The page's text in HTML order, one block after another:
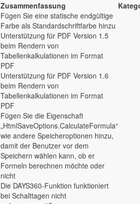
Zusammenfassung
Fügen Sie eine statische endgültige
Farbe als Standardschriftfarbe hinzu
Unterstützung für PDF Version 1.5
beim Rendern von
Tabellenkalkulationen im Format
PDF
Unterstützung für PDF Version 1.6
beim Rendern von
Tabellenkalkulationen im Format
PDF
Fügen Sie die Eigenschaft
„HtmlSaveOptions.CalculateFormula“
wie andere Speicheroptionen hinzu,
damit der Benutzer vor dem
Speichern wählen kann, ob er
Formeln berechnen möchte oder
nicht
Die DAYS360-Funktion funktioniert
bei Schalttagen nicht